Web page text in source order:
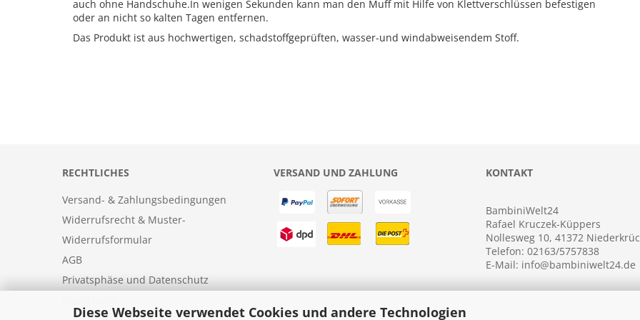
Diese Webseite verwendet Cookies und andere Technologien
auch ohne Handschuhe.In wenigen Sekunden kann man den Muff mit Hilfe von Klettverschlüssen befestigen
oder an nicht so kalten Tagen entfernen.
Das Produkt ist aus hochwertigen, schadstoffgeprüften, wasser-und windabweisendem Stoff.
RECHTLICHES
Versand- & Zahlungsbedingungen
Widerrufsrecht & Muster-
Widerrufsformular
AGB
Privatsphäse und Datenschutz
VERSAND UND ZAHLUNG KONTAKT
BambiniWelt24
Rafael Kruczek-Küppers
Nollesweg 10, 41372
Telefon: 02163/5757838
E-Mail: info@bambiniwelt24.de